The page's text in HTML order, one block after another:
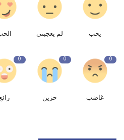
يحب لم يعجبنى
0
غاضب
0
حزين
0